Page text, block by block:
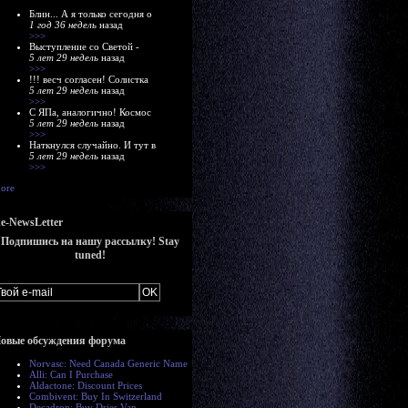
Блин... А я только сегодня о
1 год 36 недель назад
>>>
Выступление со Светой -
5 лет 29 недель назад
>>>
!!! весч согласен! Солистка
5 лет 29 недель назад
>>>
С ЯПа, аналогично! Космос
5 лет 29 недель назад
>>>
Наткнулся случайно. И тут в
5 лет 29 недель назад
>>>
NewsLetter
Подпишись на нашу рассылку! Stay
tuned!
обсуждения форума
Norvasc: Need Canada Generic Name
Alli: Can I Purchase
Aldactone: Discount Prices
Combivent: Buy In Switzerland